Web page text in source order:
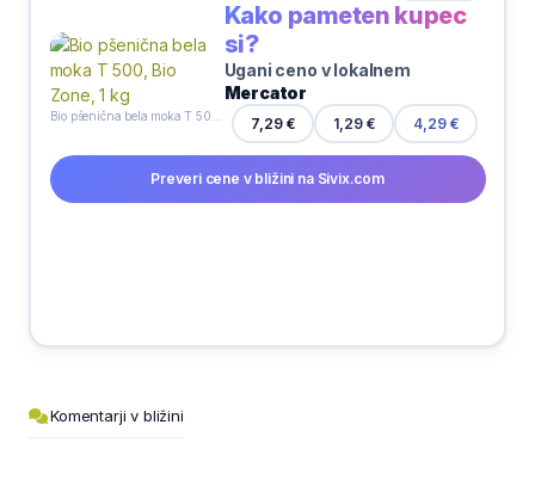
Kako pameten kupec
si?
Ugani ceno v lokalnem
Mercator
7,29 € 1,29 € 4,29 €
Preveri cene v bližini na Sivix.com
Komentarji v bližini